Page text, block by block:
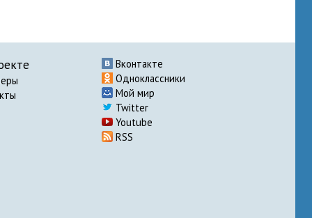
Вконтакте
Одноклассники
Мой мир
Twitter
Youtube
RSS